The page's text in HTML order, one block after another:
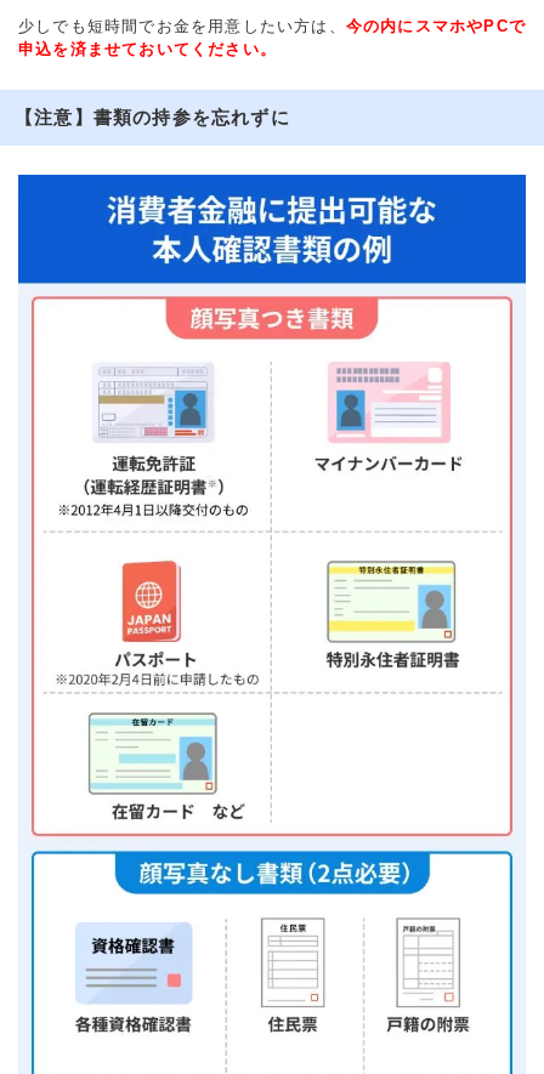
少しでも短時間でお金を用意したい方は、 今の内にスマホやPCで
申込を済ませておいてください。
【注意】書類の持参を忘れずに